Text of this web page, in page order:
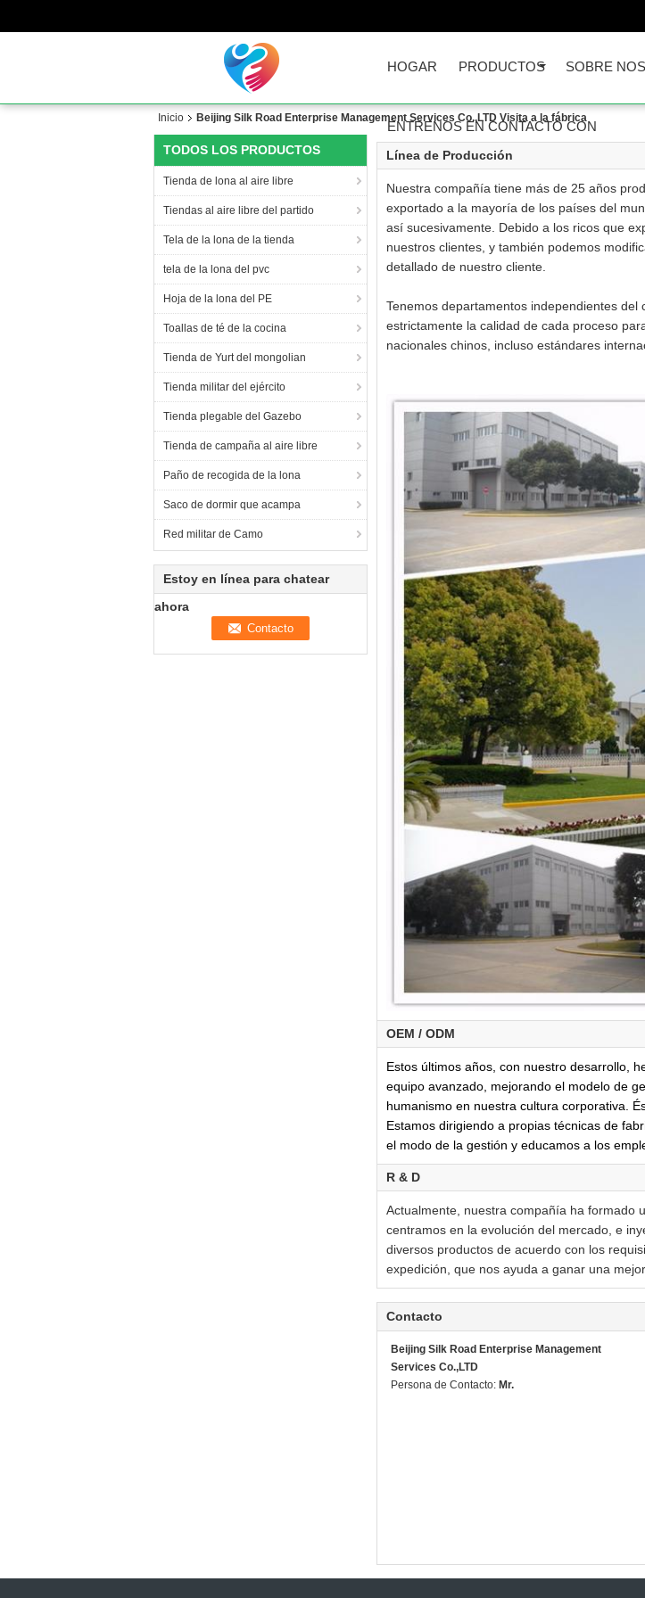
HOGAR PRODUCTOS SOBRE
ÉNTRENOS EN CONTACTO CON
Inicio Beijing Silk Road Enterprise Management Services Co.,LTD Visita a la fábrica
TODOS LOS PRODUCTOS
Tienda de lona al aire libre
Tiendas al aire libre del partido
Tela de la lona de la tienda
tela de la lona del pvc
Hoja de la lona del PE
Toallas de té de la cocina
Tienda de Yurt del mongolian
Tienda militar del ejército
Tienda plegable del Gazebo
Tienda de campaña al aire libre
Paño de recogida de la lona
Saco de dormir que acampa
Red militar de Camo
Estoy en línea para chatear
ahora
Línea de Producción
Nuestra compañía tiene más de 25 años
exportado a la mayoría de los países del
así sucesivamente. Debido a los ricos que
nuestros clientes, y también podemos
detallado de nuestro cliente.
Tenemos departamentos independientes
estrictamente la calidad de cada proceso
nacionales chinos, incluso estándares
OEM / ODM
Estos últimos años, con nuestro desarrollo,
equipo avanzado, mejorando el modelo de
humanismo en nuestra cultura corporativa.
Estamos dirigiendo a propias técnicas de
el modo de la gestión y educamos a los
R & D
Actualmente, nuestra compañía ha formado
centramos en la evolución del mercado, e
diversos productos de acuerdo con los
expedición, que nos ayuda a ganar una
Contacto
Beijing Silk Road Enterprise Management
Services Co.,LTD
Persona de Contacto: Mr.